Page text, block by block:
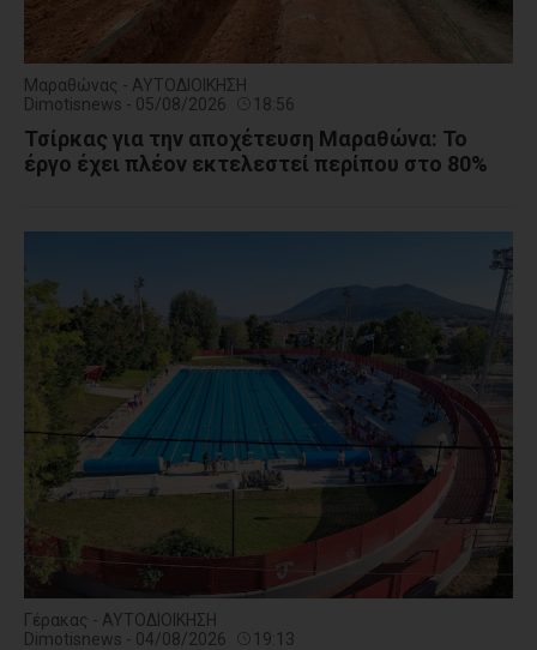
Μαραθώνας - ΑΥΤΟΔΙΟΙΚΗΣΗ
Dimotisnews - 05/08/2026
18:56
Τσίρκας για την αποχέτευση Μαραθώνα: Το
έργο έχει πλέον εκτελεστεί περίπου στο 80%
Γέρακας - ΑΥΤΟΔΙΟΙΚΗΣΗ
Dimotisnews - 04/08/2026
19:13